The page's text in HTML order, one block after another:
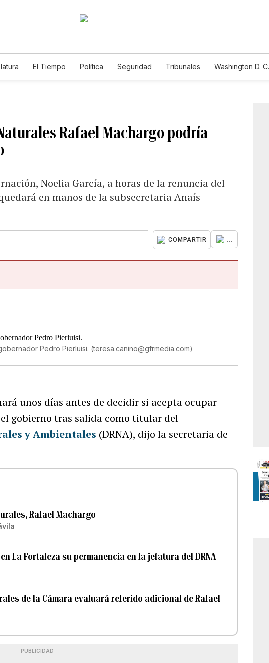
El Tiempo Política Seguridad Tribunales Washington D. C.
Rafael Machargo podría
Noelia García, a horas de la renuncia del
en manos de la subsecretaria Anaís
COMPARTIR ...
Pedro Pierluisi. (teresa.canino@gfrmedia.com)
unos días antes de decidir si acepta ocupar
gobierno tras salida como titular del
y Ambientales (DRNA), dijo la secretaria de
Rafael Machargo
La Fortaleza su permanencia en la jefatura del DRNA
de la Cámara evaluará referido adicional de Rafael
PUBLICIDAD